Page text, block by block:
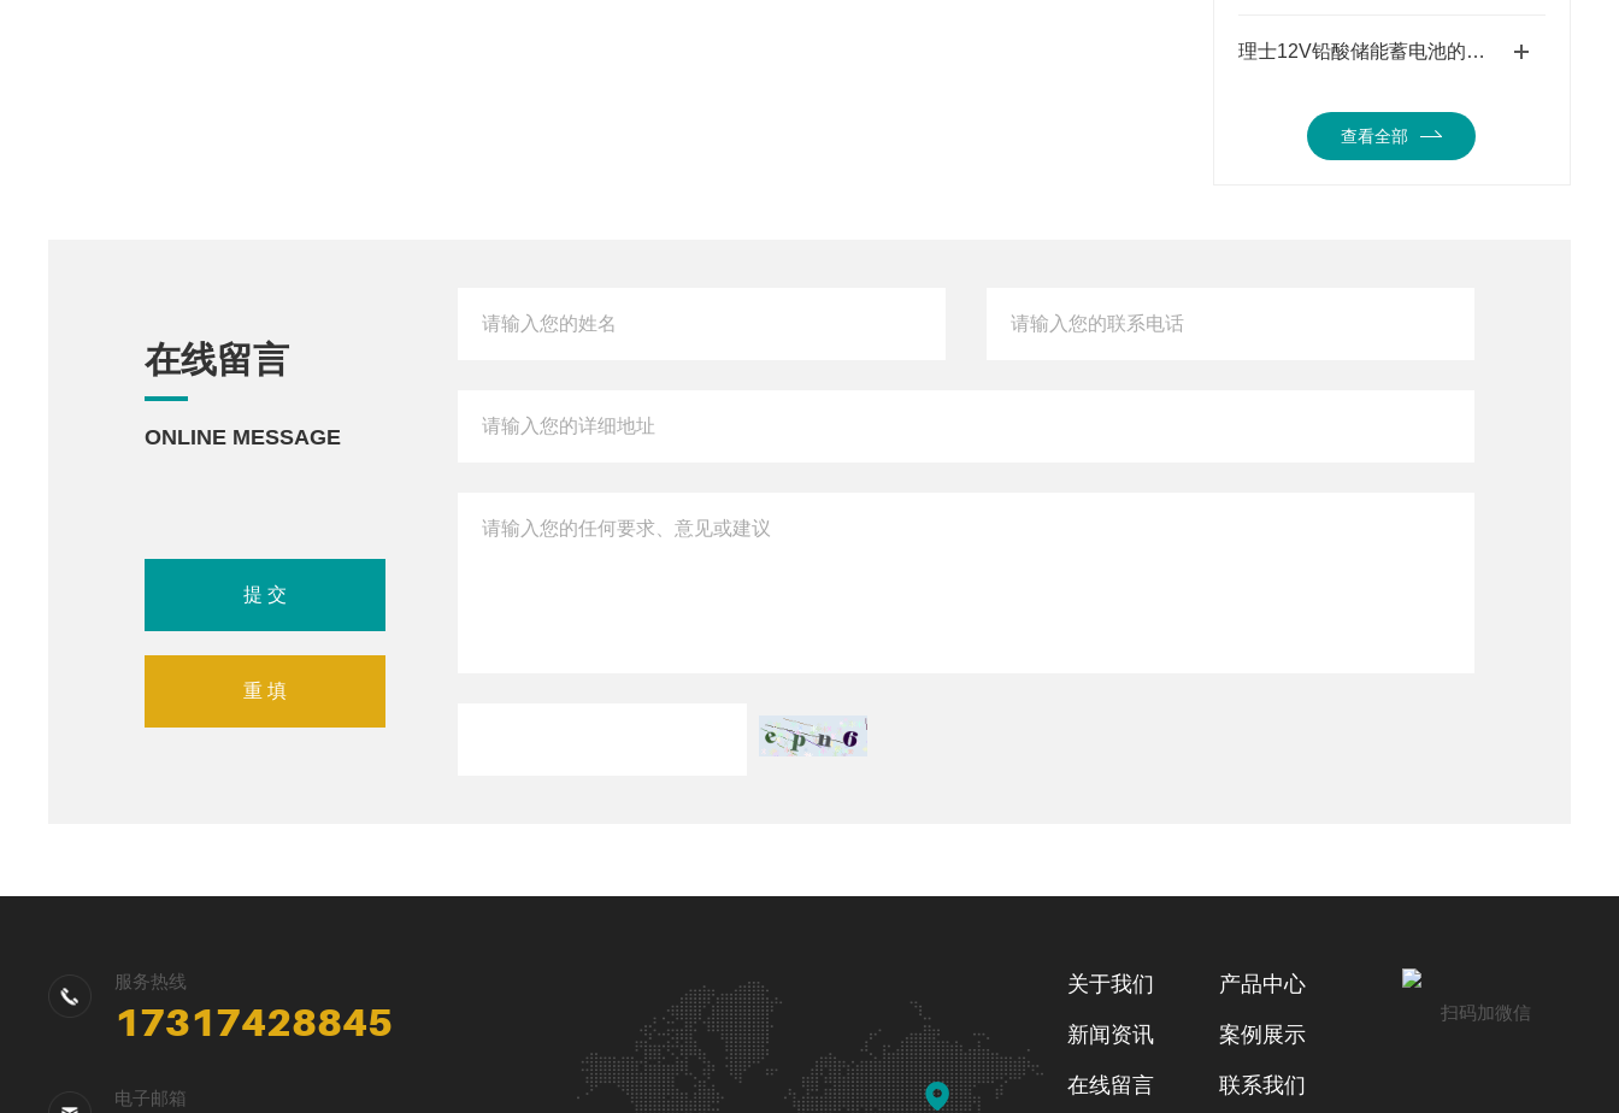
理士12V铅酸储能蓄电池的质保多久
查看全部
在线留言
ONLINE MESSAGE
服务热线
17317428845
电子邮箱
扫码加微信
关于我们 产品中心
新闻资讯 案例展示
在线留言 联系我们